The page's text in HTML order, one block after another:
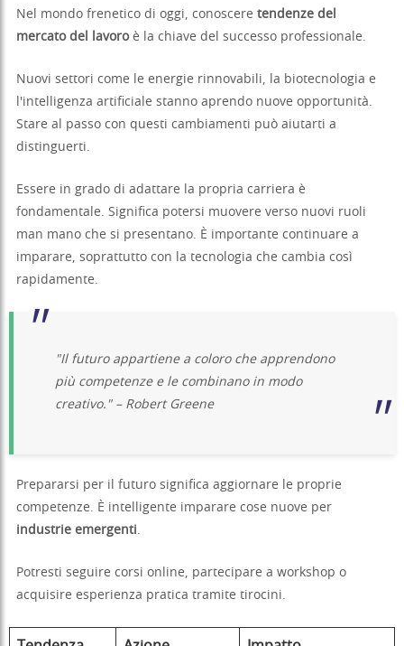
Nel mondo frenetico di oggi, conoscere tendenze del
mercato del lavoroè la chiave del successo professionale.
Nuovi settori come le energie rinnovabili, la biotecnologia e
l'intelligenza artificiale stanno aprendo nuove opportunità.
Stare al passo con questi cambiamenti può aiutarti a
distinguerti.
Essere in grado di adattare la propria carriera è
fondamentale. Significa potersi muovere verso nuovi ruoli
man mano che si presentano. È importante continuare a
imparare, soprattutto con la tecnologia che cambia così
rapidamente.
"Il futuro appartiene a coloro che apprendono
più competenze e le combinano in modo
creativo." – Robert Greene
Prepararsi per il futuro significa aggiornare le proprie
competenze. È intelligente imparare cose nuove per
industrie emergenti
Potresti seguire corsi online, partecipare a workshop o
acquisire esperienza pratica tramite tirocini.